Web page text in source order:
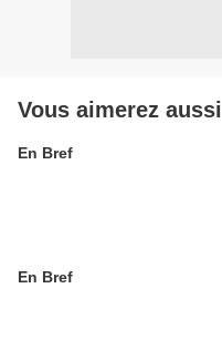
Vous aimerez aussi
En Bref
En Bref